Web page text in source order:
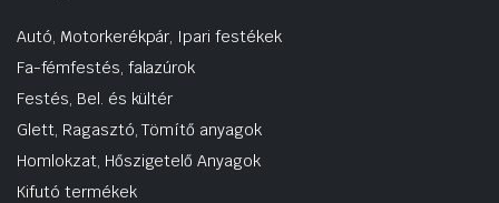
Autó, Motorkerékpár, Ipari festékek
Fa-fémfestés, falazúrok
Festés, Bel. és kültér
Glett, Ragasztó, Tömítő anyagok
Homlokzat, Hőszigetelő Anyagok
Kifutó termékek